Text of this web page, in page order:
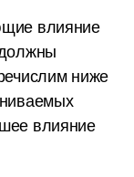
влияние
ниже
влияние